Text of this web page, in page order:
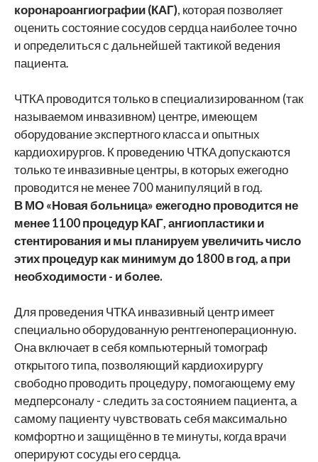
коронароангиографии (КАГ), которая позволяет
оценить состояние сосудов сердца наиболее точно
и определиться с дальнейшей тактикой ведения
пациента.
ЧТКА проводится только в специализированном (так
называемом инвазивном) центре, имеющем
оборудование экспертного класса и опытных
кардиохирургов. К проведению ЧТКА допускаются
только те инвазивные центры, в которых ежегодно
проводится не менее 700 манипуляций в год.
В МО «Новая больница» ежегодно проводится не
менее 1100 процедур КАГ, ангиопластики и
стентирования и мы планируем увеличить число
этих процедур как минимум до 1800 в год, а при
необходимости - и более.
Для проведения ЧТКА инвазивный центр имеет
специально оборудованную рентгеноперационную.
Она включает в себя компьютерный томограф
открытого типа, позволяющий кардиохирургу
свободно проводить процедуру, помогающему ему
медперсоналу - следить за состоянием пациента, а
самому пациенту чувствовать себя максимально
комфортно и защищённо в те минуты, когда врачи
оперируют сосуды его сердца.